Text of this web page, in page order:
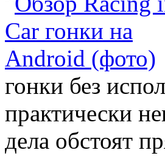
гонки без
практически
дела обстоят